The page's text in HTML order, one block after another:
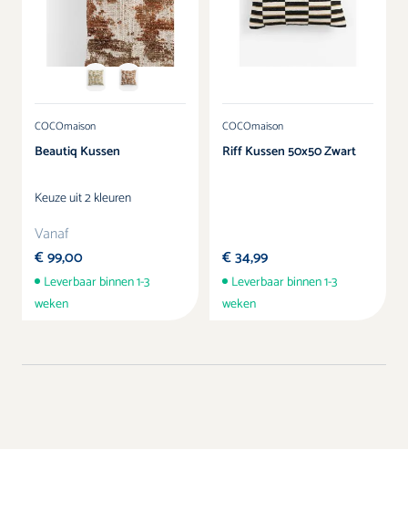
Kleur
COCOmaison
Beautiq Kussen
Keuze uit 2 kleuren
Vanaf
€ 99,00
Leverbaar binnen 1-3
weken
COCOmaison
Riff Kussen 50x50 Zwart
€ 34,99
Leverbaar binnen 1-3
weken